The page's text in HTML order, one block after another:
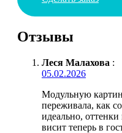
Отзывы
Леся Малахова :
05.02.2026
Модульную
переживала, как
идеально,
висит теперь в